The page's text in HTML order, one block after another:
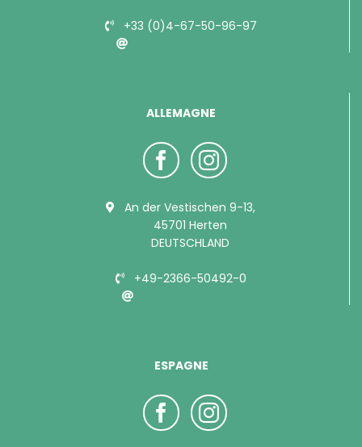
+33 (0)4-67-50-96-97
ALLEMAGNE
An der Vestischen 9-13,
45701 Herten
DEUTSCHLAND
+49-2366-50492-0
ESPAGNE